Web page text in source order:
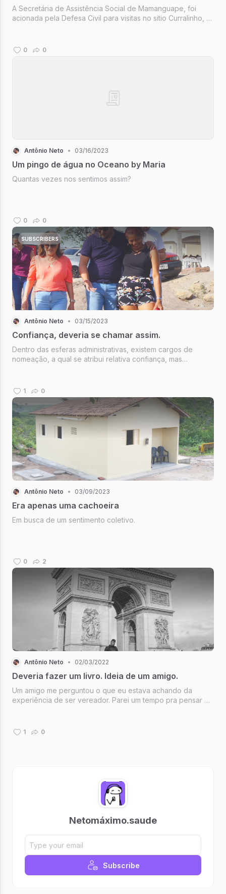
A Secretária de Assistência Social de Mamanguape, foi
acionada pela Defesa Civil para visitas no sitio Curralinho, o
0 0
Antônio Neto • 03/16/2023
Um pingo de água no Oceano by Maria
Quantas vezes nos sentimos assim?
0 0
SUBSCRIBERS
Antônio Neto • 03/15/2023
Confiança, deveria se chamar assim.
Dentro das esferas administrativas, existem cargos de
nomeação, a qual se atribui relativa confiança, mas
incompreensíveis no caráter administrati...
1 0
Antônio Neto • 03/09/2023
Era apenas uma cachoeira
Em busca de um sentimento coletivo.
0 2
Antônio Neto • 02/03/2022
Deveria fazer um livro. Ideia de um amigo.
Um amigo me perguntou o que eu estava achando da
experiência de ser vereador. Parei um tempo pra pensar e
1 0
Netomáximo.saude
Subscribe